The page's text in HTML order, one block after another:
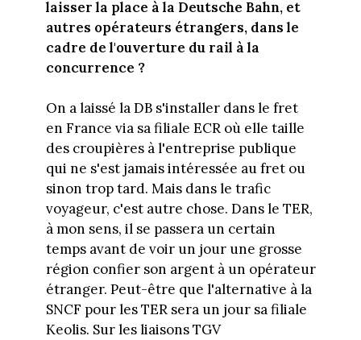
laisser la place à la Deutsche Bahn, et
autres opérateurs étrangers, dans le
cadre de l'ouverture du rail à la
concurrence ?
On a laissé la DB s'installer dans le fret
en France via sa filiale ECR où elle taille
des croupières à l'entreprise publique
qui ne s'est jamais intéressée au fret ou
sinon trop tard. Mais dans le trafic
voyageur, c'est autre chose. Dans le TER,
à mon sens, il se passera un certain
temps avant de voir un jour une grosse
région confier son argent à un opérateur
étranger. Peut-être que l'alternative à la
SNCF pour les TER sera un jour sa filiale
Keolis. Sur les liaisons TGV